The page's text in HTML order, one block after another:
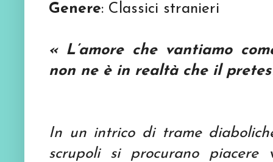
Genere: Classici stranieri
« L’amore che vantiamo
non ne è in realtà che il
In un intrico di trame
scrupoli si procurano piacere